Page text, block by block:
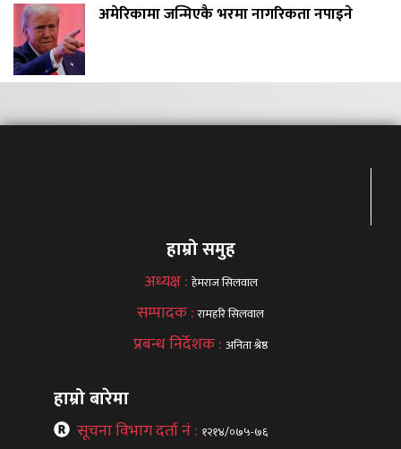
अमेरिकामा जन्मिएकै भरमा नागरिकता नपाइने
हाम्रो समुह
अध्यक्ष : हेमराज सिलवाल
सम्पादक :रामहरि सिलवाल
प्रबन्ध निर्देशक : अनिता श्रेष्ठ
हाम्रो बारेमा
सूचना विभाग दर्ता नं : १२१४/०७५-७६